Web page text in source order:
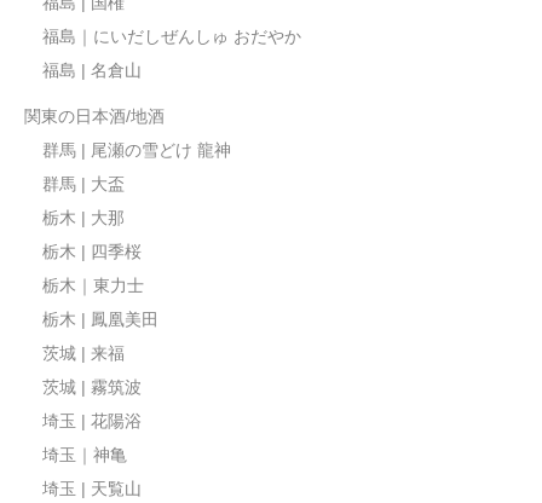
福島｜にいだしぜんしゅ おだやか
福島 | 名倉山
関東の日本酒/地酒
群馬 | 尾瀬の雪どけ 龍神
群馬 | 大盃
栃木 | 大那
栃木 | 四季桜
栃木｜東力士
栃木 | 鳳凰美田
茨城 | 来福
茨城 | 霧筑波
埼玉 | 花陽浴
埼玉｜神亀
埼玉 | 天覧山